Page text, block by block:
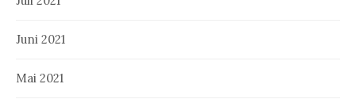
Juni 2021
Mai 2021